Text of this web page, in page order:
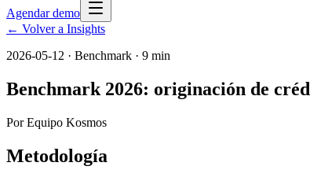
Agendar demo
← Volver a Insights
2026-05-12 · Benchmark · 9 min
Benchmark 2026: originación de
Por Equipo Kosmos
Metodología